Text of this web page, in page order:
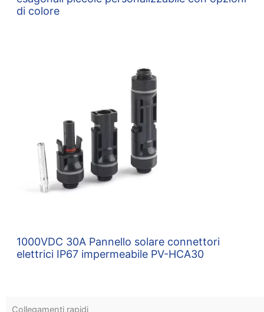
di colore
1000VDC 30A Pannello solare connettori
elettrici IP67 impermeabile PV-HCA30
Collegamenti rapidi